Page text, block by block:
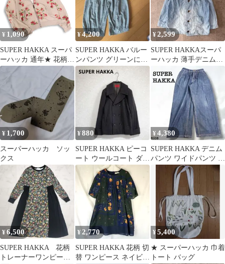
¥ 1,090
SUPER HAKKA スーパ
ーハッカ 通年★ 花柄
総柄 ジップ スウェット
フーディー パーカー
Sz.F レディース
¥4,200
SUPER HAKKA バルー
ンパンツ グリーンにホ
ワイトストライプ
¥2,599
SUPER HAKKAスーパ
ーハッカ 薄手デニムジ
ャケット 七分袖ライト
アウター
¥ 1,700
スーパーハッカ ソッ
クス
¥880
SUPER HAKKA ピーコ
ート ウールコート ダブ
ルジャケット ブラウン
F
¥4,380
SUPER HAKKA デニム
パンツ ワイドパンツ 腰
ゴム S 5108
¥6,500
SUPER HAKKA 花柄
トレーナーワンピー
¥2,770
SUPER HAKKA 花柄 切
替 ワンピース ネイビー
¥5,400
★ スーパーハッカ 巾着
トート バッグ